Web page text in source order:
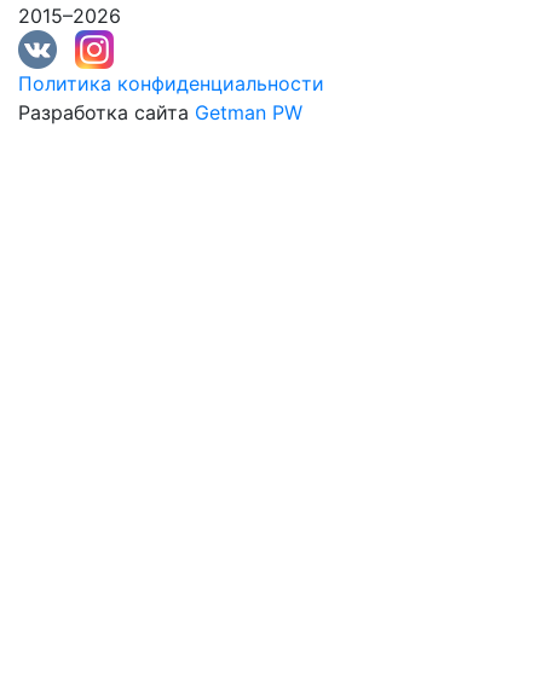
2015–2026
Политика конфиденциальности
Разработка сайта Getman PW